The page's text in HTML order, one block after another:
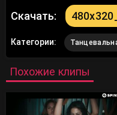
Скачать:
Категории:
Похожие клипы